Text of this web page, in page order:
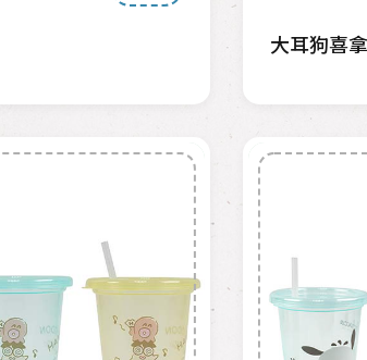
大耳狗喜